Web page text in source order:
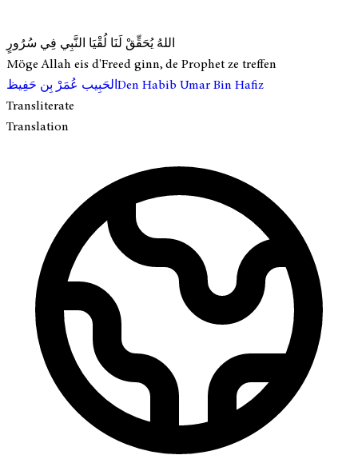
اللهُ يُحَقِّقْ لَنَا لُقْيَا النَّبِي فِي سُرُورٍ
Möge Allah eis d'Freed ginn, de Prophet ze treffen
الحَبِيب عُمَرْ بِن حَفِيظDen Habib Umar Bin Hafiz
Transliterate
Translation